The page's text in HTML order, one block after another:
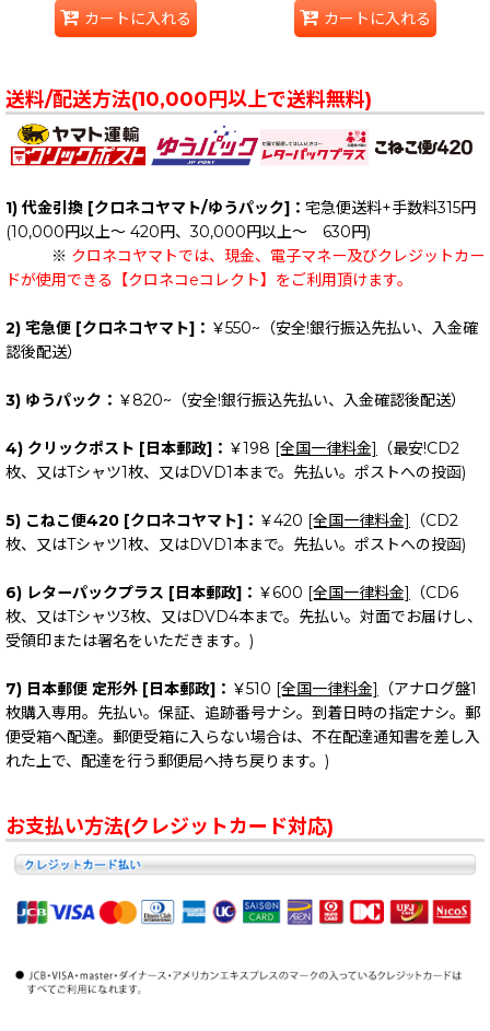
カートに入れる カートに入れる
送料/配送方法(10,000円以上で送料無料)
1) 代金引換 [クロネコヤマト/ゆうパック]： 宅急便送料+手数料315円
(10,000円以上～ 420円、30,000円以上～ 630円)
※ クロネコヤマトでは、現金、電子マネー及びクレジットカー
ドが使用できる【クロネコeコレクト】をご利用頂けます。
2) 宅急便 [クロネコヤマト]： ￥550~（安全!銀行振込先払い、入金確
認後配送）
3) ゆうパック： ￥820~（安全!銀行振込先払い、入金確認後配送）
4) クリックポスト [日本郵政]： ￥198 [全国一律料金]
（最安!CD2
枚、又はTシャツ1枚、又はDVD1本まで。先払い。ポストへの投函)
5) こねこ便420 [クロネコヤマト]： ￥420 [全国一律料金]
（CD2
枚、又はTシャツ1枚、又はDVD1本まで。先払い。ポストへの投函)
6) レターパックプラス [日本郵政]： ￥600 [全国一律料金]
（CD6
枚、又はTシャツ3枚、又はDVD4本まで。先払い。対面でお届けし、
受領印または署名をいただきます。)
7) 日本郵便 定形外 [日本郵政]： ￥510 [全国一律料金]
（アナログ盤1
枚購入専用。先払い。保証、追跡番号ナシ。到着日時の指定ナシ。郵
便受箱へ配達。郵便受箱に入らない場合は、不在配達通知書を差し入
れた上で、配達を行う郵便局へ持ち戻ります。)
お支払い方法(クレジットカード対応)